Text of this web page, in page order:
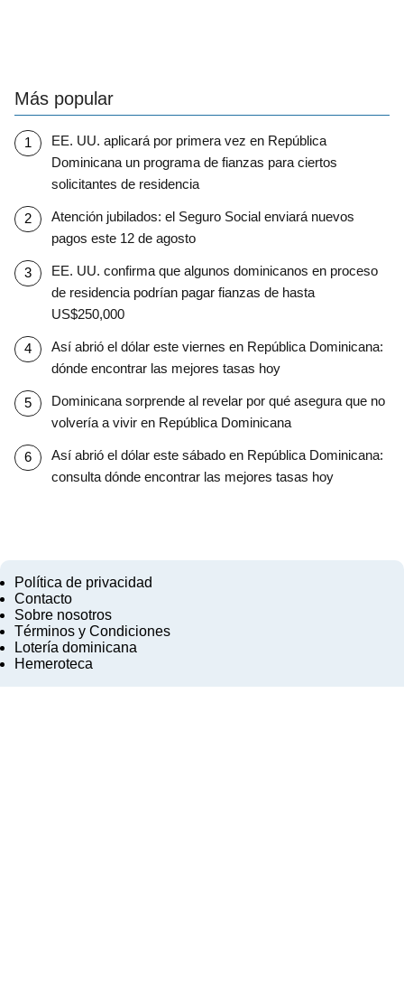
Más popular
EE. UU. aplicará por primera vez en República
Dominicana un programa de fianzas para ciertos
solicitantes de residencia
Atención jubilados: el Seguro Social enviará nuevos
pagos este 12 de agosto
EE. UU. confirma que algunos dominicanos en proceso
de residencia podrían pagar fianzas de hasta
US$250,000
Así abrió el dólar este viernes en República Dominicana:
dónde encontrar las mejores tasas hoy
Dominicana sorprende al revelar por qué asegura que no
volvería a vivir en República Dominicana
Así abrió el dólar este sábado en República Dominicana:
consulta dónde encontrar las mejores tasas hoy
Política de privacidad
Contacto
Sobre nosotros
Términos y Condiciones
Lotería dominicana
Hemeroteca